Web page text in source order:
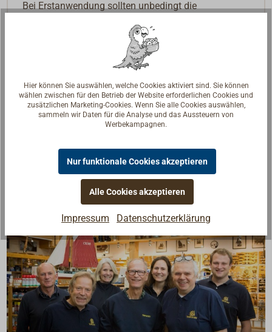
Bei Erstanwendung sollten unbedingt die
da bei Epoxy-Arbeiten eine hohe Mischgenauigkeit
Das Mischungsverhältnis nach Volumen bei den
Downloads
PDF: Technisches Handbuch und Produktübersicht
PDF: User Manual and Product Catalogue
Hier können Sie auswählen, welche Cookies aktiviert sind. Sie können
wählen zwischen für den Betrieb der Website erforderlichen Cookies und
zusätzlichen Marketing-Cookies. Wenn Sie alle Cookies auswählen,
sammeln wir Daten für die Analyse und das Aussteuern von
Werbekampagnen.
Nur funktionale Cookies akzeptieren
Alle Cookies akzeptieren
Impressum Datenschutzerklärung